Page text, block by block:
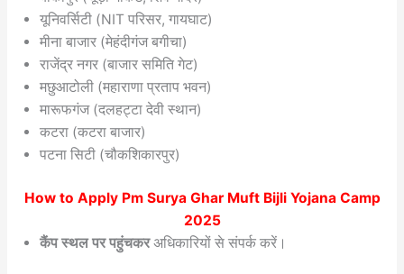
यूनिवर्सिटी (NIT परिसर, गायघाट)
मीना बाजार (मेहंदीगंज बगीचा)
राजेंद्र नगर (बाजार समिति गेट)
मछुआटोली (महाराणा प्रताप भवन)
मारूफगंज (दलहट्टा देवी स्थान)
कटरा (कटरा बाजार)
पटना सिटी (चौकशिकारपुर)
How to Apply Pm Surya Ghar Muft Bijli Yojana Camp
2025
कैंप स्थल पर पहुंचकरअधिकारियों से संपर्क करें।